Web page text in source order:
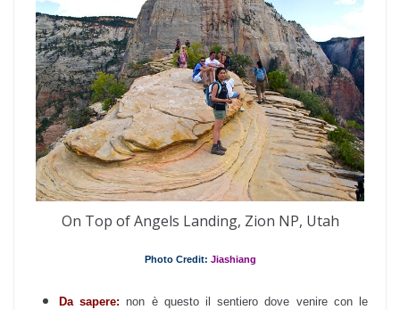
On Top of Angels Landing, Zion NP, Utah
Photo Credit: Jiashiang
Da sapere: non è questo il sentiero dove venire con le